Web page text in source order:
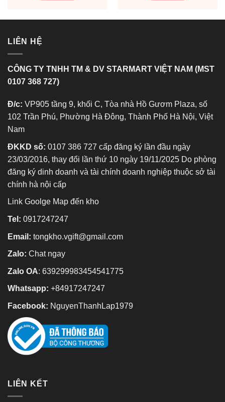
LIÊN HỆ
CÔNG TY TNHH TM & DV STARMART VIỆT NAM (MST
0107 368 727)
Đ/c: VP905 tầng 9, khối C, Tòa nhà Hồ Gươm Plaza, số
102 Trần Phú, Phường Hà Đông, Thành Phố Hà Nội, Việt
Nam
ĐKKD số: 0107 386 727 cấp đăng ký lần đầu ngày
23/03/2016, thay đổi lần thứ 10 ngày 19/11/2025 Do phòng
đăng ký dinh doanh và tài chính doanh nghiệp thuộc sở tài
chính hà nội cấp
Link Goolge Map đến kho
Tel: 0917247247
Email: tongkho.vgift@gmail.com
Zalo: Chat ngay
Zalo OA: 639299983454541775
Whatsapp: +84917247247
Facebook: NguyenThanhLap1979
LIÊN KẾT